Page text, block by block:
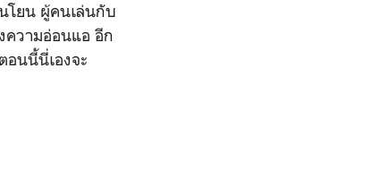
โยน ผู้คนเล่นกับ
ความอ่อนแอ อีก
อนนี้นี่เองจะ